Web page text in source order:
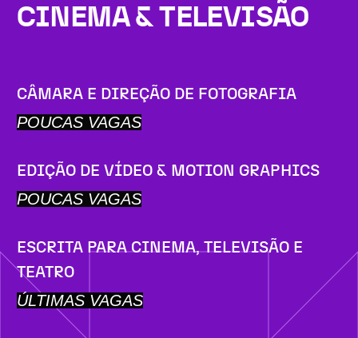
CINEMA & TELEVISÃO
CÂMARA E DIREÇÃO DE FOTOGRAFIA
POUCAS VAGAS
EDIÇÃO DE VÍDEO & MOTION GRAPHICS
POUCAS VAGAS
ESCRITA PARA CINEMA, TELEVISÃO E
TEATRO
ÚLTIMAS VAGAS